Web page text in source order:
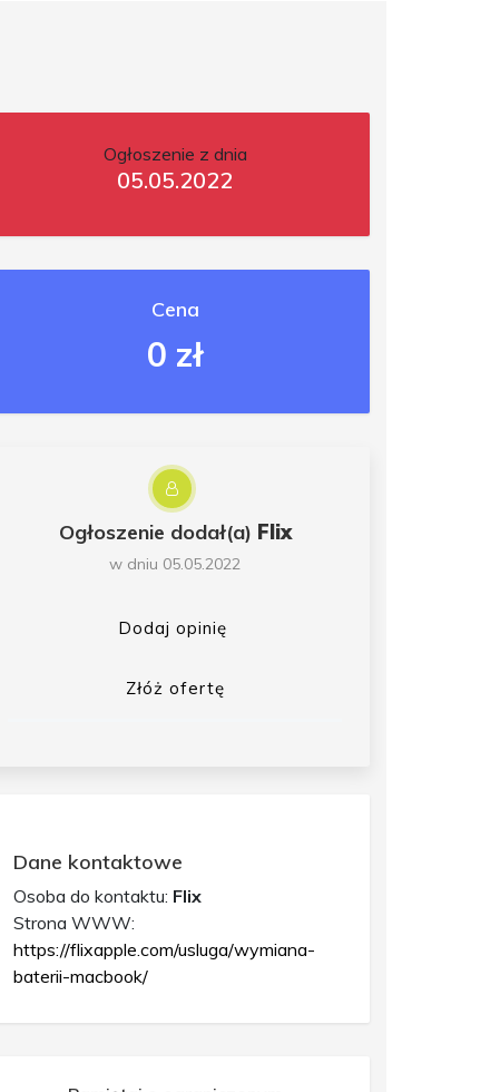
Ogłoszenie z dnia
05.05.2022
Cena
0 zł
Ogłoszenie dodał(a) Flix
w dniu 05.05.2022
Dodaj opinię
Złóż ofertę
Dane kontaktowe
Osoba do kontaktu: Flix
Strona WWW:
https://flixapple.com/usluga/wymiana-
baterii-macbook/